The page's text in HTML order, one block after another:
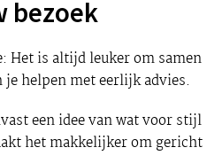
bezoek
Het is altijd leuker om samen
helpen met eerlijk advies.
een idee van wat voor stijl
het makkelijker om gericht